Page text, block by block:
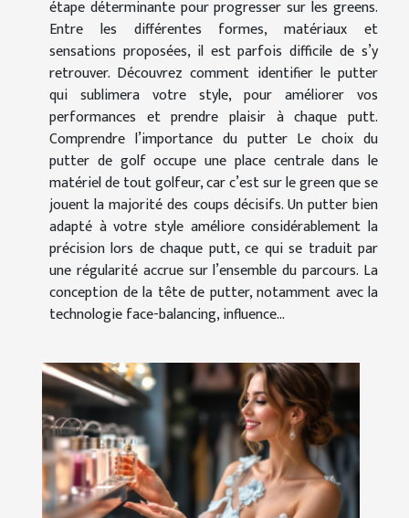
étape déterminante pour progresser sur les greens.
Entre les différentes formes, matériaux et
sensations proposées, il est parfois difficile de s’y
retrouver. Découvrez comment identifier le putter
qui sublimera votre style, pour améliorer vos
performances et prendre plaisir à chaque putt.
Comprendre l’importance du putter Le choix du
putter de golf occupe une place centrale dans le
matériel de tout golfeur, car c’est sur le green que se
jouent la majorité des coups décisifs. Un putter bien
adapté à votre style améliore considérablement la
précision lors de chaque putt, ce qui se traduit par
une régularité accrue sur l’ensemble du parcours. La
conception de la tête de putter, notamment avec la
technologie face-balancing, influence...